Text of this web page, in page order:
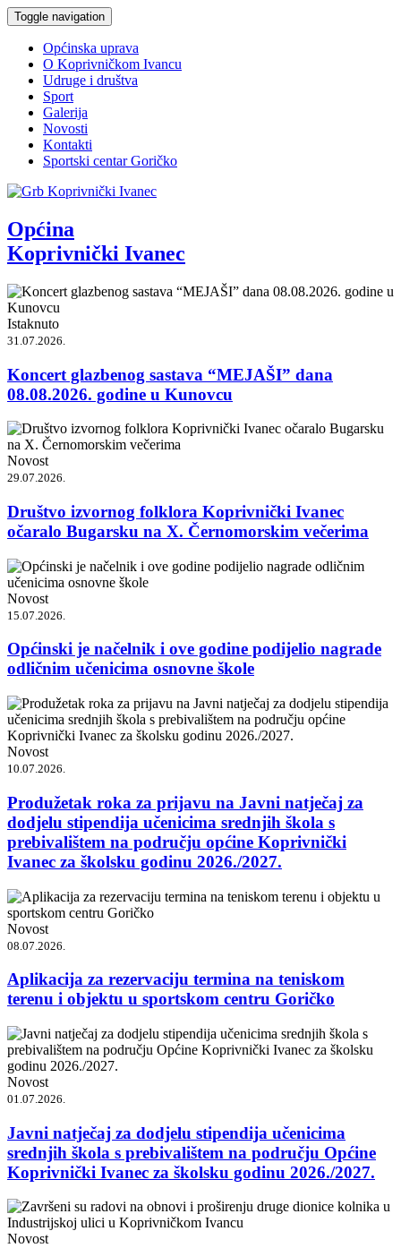
Toggle navigation
Općinska uprava
O Koprivničkom Ivancu
Udruge i društva
Sport
Galerija
Novosti
Kontakti
Sportski centar Goričko
Općina
Koprivnički Ivanec
Istaknuto
31.07.2026.
Koncert glazbenog sastava “MEJAŠI” dana
08.08.2026. godine u Kunovcu
Novost
29.07.2026.
Društvo izvornog folklora Koprivnički Ivanec
očaralo Bugarsku na X. Černomorskim večerima
Novost
15.07.2026.
Općinski je načelnik i ove godine podijelio nagrade
odličnim učenicima osnovne škole
Novost
10.07.2026.
Produžetak roka za prijavu na Javni natječaj za
dodjelu stipendija učenicima srednjih škola s
prebivalištem na području općine Koprivnički
Ivanec za školsku godinu 2026./2027.
Novost
08.07.2026.
Aplikacija za rezervaciju termina na teniskom
terenu i objektu u sportskom centru Goričko
Novost
01.07.2026.
Javni natječaj za dodjelu stipendija učenicima
srednjih škola s prebivalištem na području Općine
Koprivnički Ivanec za školsku godinu 2026./2027.
Novost